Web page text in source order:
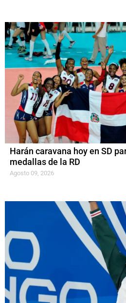
Harán caravana hoy en SD
medallas de la RD
Agosto 09, 2026